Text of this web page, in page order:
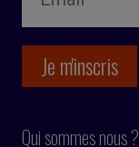
Qui sommes nous ?